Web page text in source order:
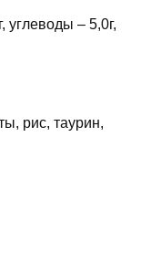
углеводы – 5,0г,
рис, таурин,